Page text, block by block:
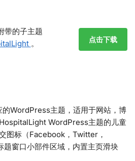
点击下载
带的子主题
。
WordPress主题，适用于网站，博
WordPress主题的儿童
图标（Facebook，Twitter，
题窗口小部件区域，内置主页滑块